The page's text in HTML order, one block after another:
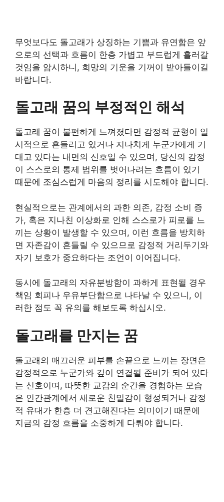
무엇보다도 돌고래가 상징하는 기쁨과 유연함은 앞
으로의 선택과 흐름이 한층 가볍고 부드럽게 흘러갈
것임을 암시하니, 희망의 기운을 기꺼이 받아들이길
바랍니다.
돌고래 꿈의 부정적인 해석
돌고래 꿈이 불편하게 느껴졌다면 감정적 균형이 일
시적으로 흔들리고 있거나 지나치게 누군가에게 기
대고 있다는 내면의 신호일 수 있으며, 당신의 감정
이 스스로의 통제 범위를 벗어나려는 흐름이 있기
때문에 조심스럽게 마음의 정리를 시도해야 합니다.
현실적으로는 관계에서의 과한 의존, 감정 소비 증
가, 혹은 지나친 이상화로 인해 스스로가 피로를 느
끼는 상황이 발생할 수 있으며, 이런 흐름을 방치하
면 자존감이 흔들릴 수 있으므로 감정적 거리두기와
자기 보호가 중요하다는 조언이 이어집니다.
동시에 돌고래의 자유분방함이 과하게 표현될 경우
책임 회피나 우유부단함으로 나타날 수 있으니, 이
러한 점도 꼭 유의를 해보도록 하십시오.
돌고래를 만지는 꿈
돌고래의 매끄러운 피부를 손끝으로 느끼는 장면은
감정적으로 누군가와 깊이 연결될 준비가 되어 있다
는 신호이며, 따뜻한 교감의 순간을 경험하는 모습
은 인간관계에서 새로운 친밀감이 형성되거나 감정
적 유대가 한층 더 견고해진다는 의미이기 때문에
지금의 감정 흐름을 소중하게 다뤄야 합니다.